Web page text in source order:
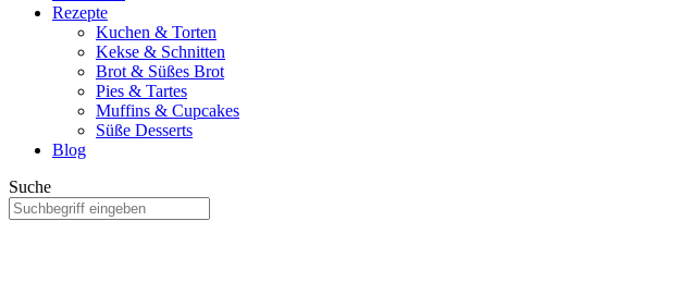
Rezepte
Kuchen & Torten
Kekse & Schnitten
Brot & Süßes Brot
Pies & Tartes
Muffins & Cupcakes
Süße Desserts
Blog
Suche